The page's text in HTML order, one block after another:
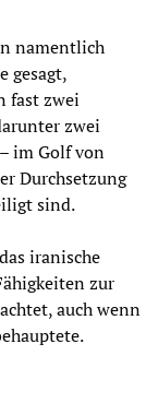
namentlich
gesagt,
fast zwei
zwei
im Golf von
Durchsetzung
sind.
iranische
zur
auch wenn